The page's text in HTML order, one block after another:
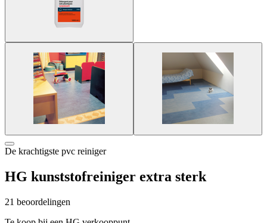
De krachtigste pvc reiniger
HG kunststofreiniger extra sterk
21 beoordelingen